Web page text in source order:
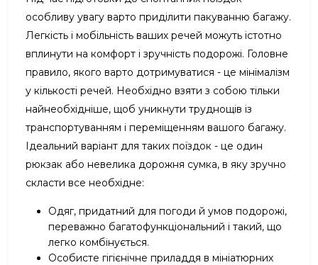
особливу увагу варто приділити пакуванню багажу.
Легкість і мобільність ваших речей можуть істотно
вплинути на комфорт і зручність подорожі. Головне
правило, якого варто дотримуватися - це мінімалізм
у кількості речей. Необхідно взяти з собою тільки
найнеобхідніше, щоб уникнути труднощів із
транспортуванням і переміщенням вашого багажу.
Ідеальний варіант для таких поїздок - це один
рюкзак або невелика дорожня сумка, в яку зручно
скласти все необхідне:
Одяг, придатний для погоди й умов подорожі,
переважно багатофункціональний і такий, що
легко комбінується.
Особисте гігієнічне приладдя в мініатюрних